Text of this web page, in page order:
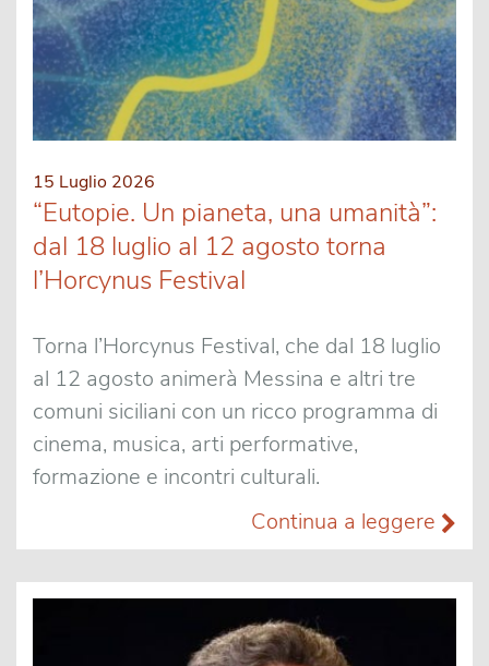
15 Luglio 2026
“Eutopie. Un pianeta, una umanità”:
dal 18 luglio al 12 agosto torna
l’Horcynus Festival
Torna l’Horcynus Festival, che dal 18 luglio
al 12 agosto animerà Messina e altri tre
comuni siciliani con un ricco programma di
cinema, musica, arti performative,
formazione e incontri culturali.
Continua a leggere